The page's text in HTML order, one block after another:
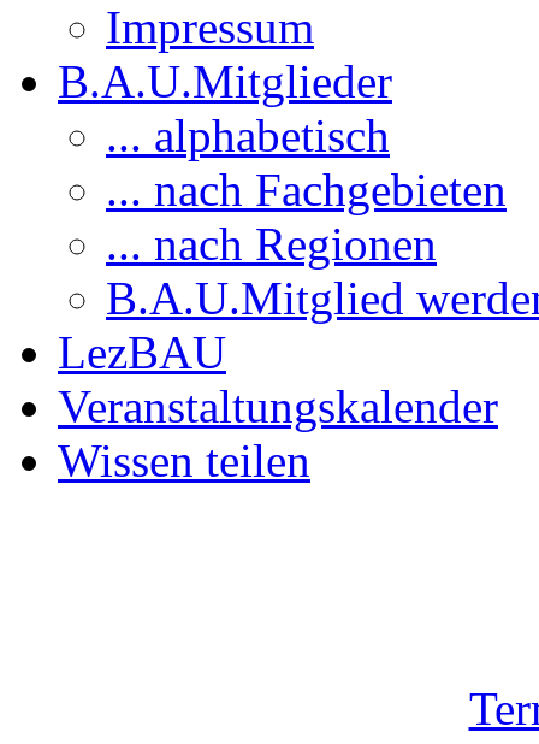
Impressum
B.A.U.Mitglieder
... alphabetisch
... nach Fachgebieten
... nach Regionen
B.A.U.Mitglied
LezBAU
Veranstaltungskalender
Wissen teilen